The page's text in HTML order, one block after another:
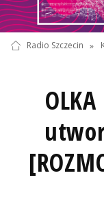
Radio Szczecin »